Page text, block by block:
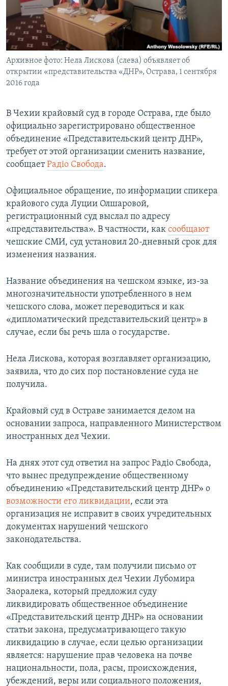
ПОБЕДИТЕЛЕЙ НЕ СУДЯТ?
КРЫМ.НЕПОКОРЕННЫЙ
ELIFBE
УКРАИНСКАЯ ПРОБЛЕМА КРЫМА
ПРИСОЕДИНЯЙТЕСЬ!
Все сайты RFE/RL
Архивное фото: Нела Лискова (слева) объявляет об
открытии «представительства «ДНР», Острава, 1 сентября
2016 года
В Чехии крайовый суд в городе Острава, где было
официально зарегистрировано общественное
объединение «Представительский центр ДНР»,
требует от этой организации сменить название,
сообщаетРадіо Свобода.
Официальное обращение, по информации спикера
крайового суда Луции Олшаровой,
регистрационный суд выслал по адресу
«представительства». В частности, как сообщают
чешские СМИ, суд установил 20-дневный срок для
изменения названия.
Название объединения на чешском языке, из-за
многозначительности употребленного в нем
чешского слова, может переводиться и как
«дипломатический представительский центр» в
случае, если бы речь шла о государстве.
Нела Лискова, которая возглавляет организацию,
заявила, что до сих пор постановление суда не
получила.
Крайовый суд в Остраве занимается делом на
основании запроса, направленного Министерством
иностранных дел Чехии.
На днях этот суд ответил на запрос Радіо Свобода,
что вынес предупреждение общественному
объединению «Представительский центр ДНР» о
возможности его ликвидации, если эта
организация не исправит в своих учредительных
документах нарушений чешского
законодательства.
Как сообщили в суде, там получили письмо от
министра иностранных дел Чехии Лубомира
Заоралека, который предложил суду
ликвидировать общественное объединение
«Представительский центр ДНР» на основании
статьи закона, предусматривающего такую
ликвидацию в случае, если целью организации
является: нарушение прав человека на почве
национальности, пола, расы, происхождения,
убеждений, веры или социального положения,